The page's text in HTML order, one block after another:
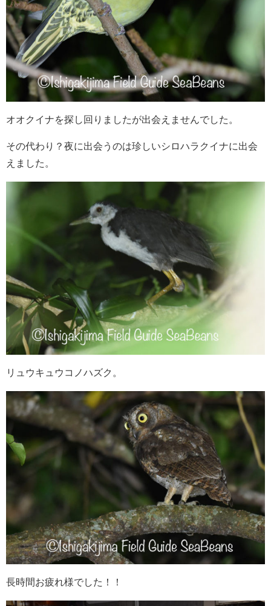
オオクイナを探し回りましたが出会えませんでした。
その代わり？夜に出会うのは珍しいシロハラクイナに出会
えました。
リュウキュウコノハズク。
長時間お疲れ様でした！！